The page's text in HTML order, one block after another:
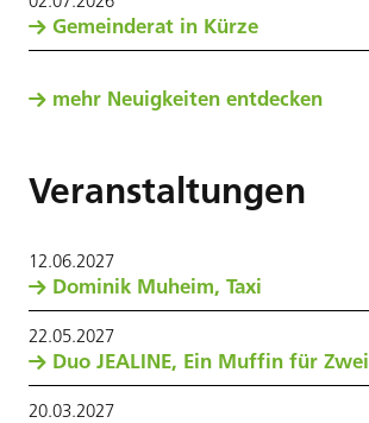
Gemeinderat in Kürze
mehr Neuigkeiten entdecken
Veranstaltungen
12.06.2027
Dominik Muheim, Taxi
22.05.2027
Duo JEALINE, Ein Muffin für Zwei
20.03.2027